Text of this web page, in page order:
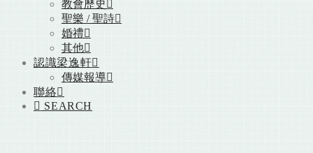
教會歷史
聖樂 / 聖詩
婚禮
其他
認識梁逸軒
傳媒報導
聯絡
SEARCH